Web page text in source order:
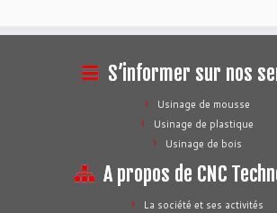
S’informer sur nos
Usinage de mousse
Usinage de plastique
Usinage de bois
A propos de CNC
La société et ses activités